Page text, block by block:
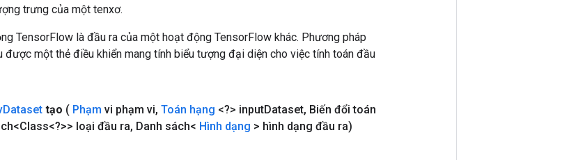
trưng của một tenxơ.
TensorFlow là đầu ra của một hoạt động TensorFlow khác. Phương pháp
một thẻ điều khiển mang tính biểu tượng đại diện cho việc tính toán đầu
Dataset tạo ( Phạm vi phạm vi, Toán hạng <?> inputDataset, Biến đổi toán
loại đầu ra, Danh sách< Hình dạng > hình dạng đầu ra)